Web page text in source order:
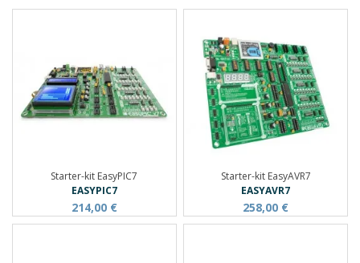
Starter-kit EasyPIC7
EASYPIC7
214,00 €
Starter-kit EasyAVR7
EASYAVR7
258,00 €